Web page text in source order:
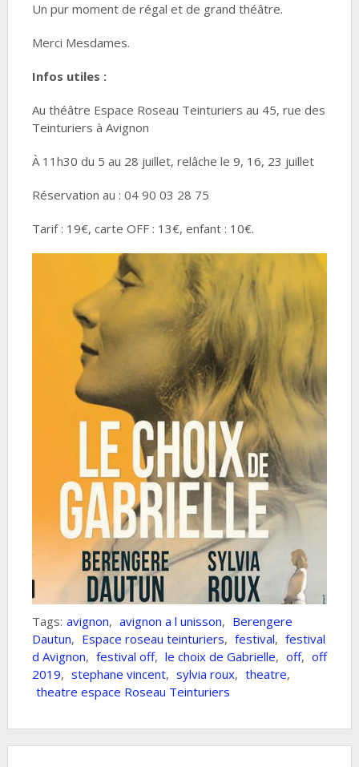
Un pur moment de régal et de grand théâtre.
Merci Mesdames.
Infos utiles :
Au théâtre Espace Roseau Teinturiers au 45, rue des
Teinturiers à Avignon
À 11h30 du 5 au 28 juillet, relâche le 9, 16, 23 juillet
Réservation au : 04 90 03 28 75
Tarif : 19€, carte OFF : 13€, enfant : 10€.
Tags: avignon, avignon a l unisson, Berengere
Dautun, Espace roseau teinturiers, festival, festival
d Avignon, festival off, le choix de Gabrielle, off, off
2019, stephane vincent, sylvia roux, theatre,
theatre espace Roseau Teinturiers